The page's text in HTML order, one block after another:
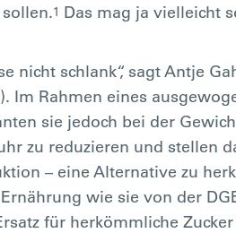
1 Das mag ja vielleicht
nicht schlank“, sagt Antje
Im Rahmen eines
sie jedoch bei der
zu reduzieren und stellen
– eine Alternative zu
wie sie von der
für herkömmliche